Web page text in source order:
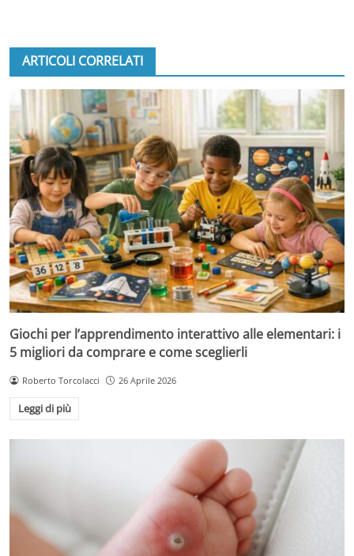
ARTICOLI CORRELATI
Giochi per l’apprendimento interattivo alle elementari: i
5 migliori da comprare e come sceglierli
Roberto Torcolacci 26 Aprile 2026
Leggi di più